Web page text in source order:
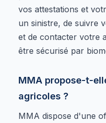
vos attestations et
un sinistre, de suivre
et de contacter votre
être sécurisé par
MMA propose-t-
agricoles ?
MMA dispose d'une